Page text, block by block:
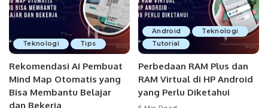
Teknologi Tips
Rekomendasi AI Pembuat
Mind Map Otomatis yang
Bisa Membantu Belajar
dan Bekerja
Android
Teknologi
Tutorial
Perbedaan RAM Plus dan
RAM Virtual di HP Android
yang Perlu Diketahui